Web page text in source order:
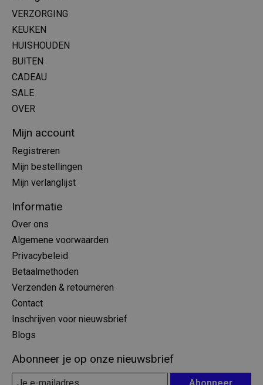
VERZORGING
KEUKEN
HUISHOUDEN
BUITEN
CADEAU
SALE
OVER
Mijn account
Registreren
Mijn bestellingen
Mijn verlanglijst
Informatie
Over ons
Algemene voorwaarden
Privacybeleid
Betaalmethoden
Verzenden & retourneren
Contact
Inschrijven voor nieuwsbrief
Blogs
Abonneer je op onze nieuwsbrief